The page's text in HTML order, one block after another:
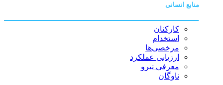
منابع انسانی
کارکنان
استخدام
مرخصی‌ها
ارزیابی عملکرد
معرفی نیرو
ناوگان